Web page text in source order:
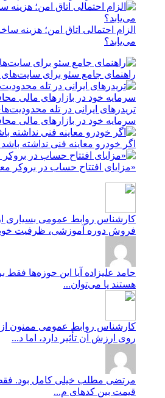
الزام احتمالی اتاق امن؛
می‌یابد؟
راهنمای جامع سئو برای سایت‌های
تریدرهای ایرانی در تله
سرمایه خود در بازارهای مالی
اگر خودرو معاینه فنی نداشته
«مزایای افتتاح حساب در بروکر
کارشناس روابط عمومی بسیاری
فروش دوره آموزشی، ظرفیت
حامد علیزاده آیا این حوزه‌ها
هستند یا می‌توان...
کارشناس روابط عمومی ممنون
روی ارزش آن تأثیر دارد، اما د...
مرتضی مطلب خیلی کامل بود.
قیمت بین کدهای م...